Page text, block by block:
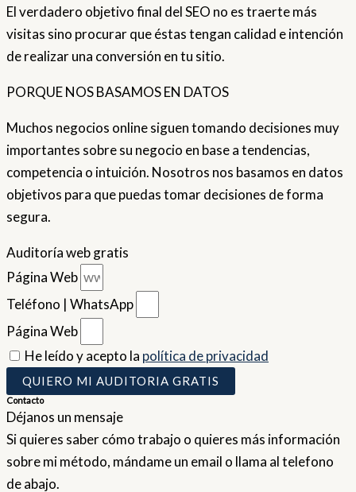
El verdadero objetivo final del SEO no es traerte más
visitas sino procurar que éstas tengan calidad e intención
de realizar una conversión en tu sitio.
PORQUE NOS BASAMOS EN DATOS
Muchos negocios online siguen tomando decisiones muy
importantes sobre su negocio en base a tendencias,
competencia o intuición. Nosotros nos basamos en datos
objetivos para que puedas tomar decisiones de forma
segura.
Auditoría web gratis
Página Web
Teléfono | WhatsApp
Página Web
He leído y acepto la política de privacidad
QUIERO MI AUDITORIA GRATIS
Contacto
Déjanos un mensaje
Si quieres saber cómo trabajo o quieres más información
sobre mi método, mándame un email o llama al telefono
de abajo.